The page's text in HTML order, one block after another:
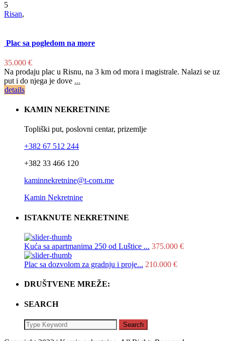
5
Risan,
Plac sa pogledom na more
35.000 €
Na prodaju plac u Risnu, na 3 km od mora i magistrale. Nalazi se uz
put i do njega je dove ...
details
KAMIN NEKRETNINE
Topliški put, poslovni centar, prizemlje
+382 67 512 244
+382 33 466 120
kaminnekretnine@t-com.me
Kamin Nekretnine
ISTAKNUTE NEKRETNINE
Kuća sa apartmanima 250 od Luštice ... 375.000 €
Plac sa dozvolom za gradnju i proje... 210.000 €
DRUŠTVENE MREŽE:
SEARCH
Search